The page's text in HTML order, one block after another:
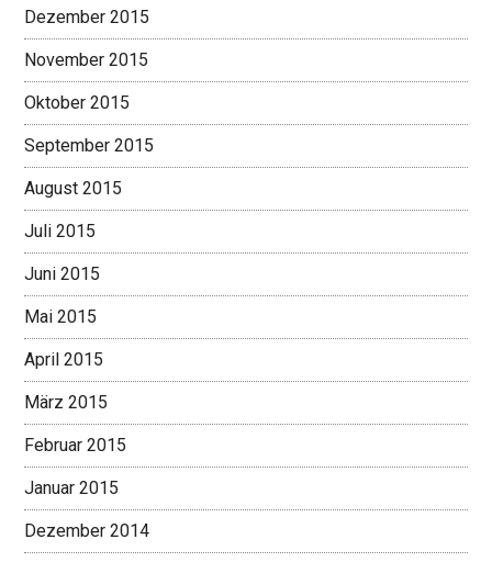
Dezember 2015
November 2015
Oktober 2015
September 2015
August 2015
Juli 2015
Juni 2015
Mai 2015
April 2015
März 2015
Februar 2015
Januar 2015
Dezember 2014